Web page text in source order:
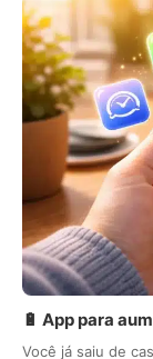
🔋 App para
Você já saiu de